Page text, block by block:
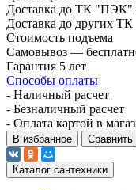
Доставка до ТК "ПЭК"
Доставка до других ТК
Стоимость подъема
Самовывоз —
Гарантия 5 лет
Способы оплаты
- Наличный расчет
- Безналичный расчет
- Оплата картой в
В избранное Сравнить
Каталог сантехники